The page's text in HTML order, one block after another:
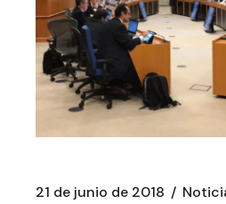
21 de junio de 2018